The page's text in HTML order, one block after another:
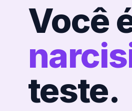
Você
teste.